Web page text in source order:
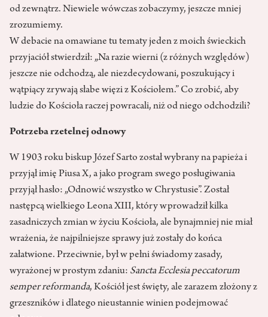
od zewnątrz. Niewiele wówczas zobaczymy, jeszcze mniej
zrozumiemy.
W debacie na omawiane tu tematy jeden z moich świeckich
przyjaciół stwierdził: „Na razie wierni (z różnych względów)
jeszcze nie odchodzą, ale niezdecydowani, poszukujący i
wątpiący zrywają słabe więzi z Kościołem.” Co zrobić, aby
ludzie do Kościoła raczej powracali, niż od niego odchodzili?
Potrzeba rzetelnej odnowy
W 1903 roku biskup Józef Sarto został wybrany na papieża i
przyjął imię Piusa X, a jako program swego posługiwania
przyjął hasło: „Odnowić wszystko w Chrystusie”. Został
następcą wielkiego Leona XIII, który wprowadził kilka
zasadniczych zmian w życiu Kościoła, ale bynajmniej nie miał
wrażenia, że najpilniejsze sprawy już zostały do końca
załatwione. Przeciwnie, był w pełni świadomy zasady,
wyrażonej w prostym zdaniu: Sancta Ecclesia peccatorum
semper reformanda, Kościół jest święty, ale zarazem złożony z
grzeszników i dlatego nieustannie winien podejmować